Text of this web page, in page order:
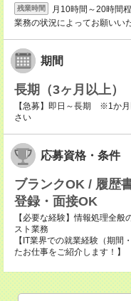
残業時間
月10時間～20時間程
業務の状況によってお願いい
期間
長期（3ヶ月以上）
【急募】即日～長期 ※1か
さい
応募資格・条件
ブランクOK / 履歴
登録・面接OK
【必要な経験】情報処理全
スト業務
【IT業界での就業経験（期間
たお仕事をご紹介します！】